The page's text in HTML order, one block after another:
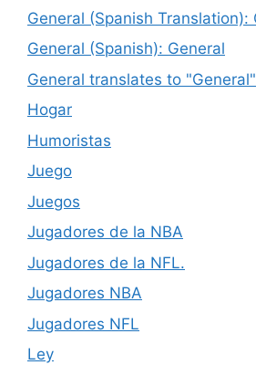
General (Spanish Translation):
General (Spanish): General
General translates to
Hogar
Humoristas
Juego
Juegos
Jugadores de la NBA
Jugadores de la NFL.
Jugadores NBA
Jugadores NFL
Ley